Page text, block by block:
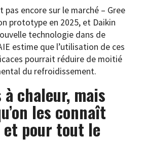
pas encore sur le marché – Gree
prototype en 2025, et Daikin
technologie dans de
estime que l’utilisation de ces
pourrait réduire de moitié
du refroidissement.
à chaleur, mais
les connaît
et pour tout le